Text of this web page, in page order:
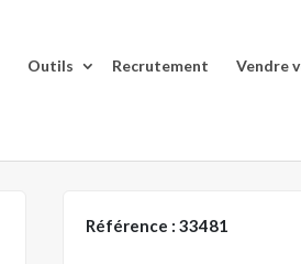
Outils Recrutement Vendre
Référence : 33481